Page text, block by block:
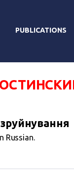
PUBLICATIONS
Russian.